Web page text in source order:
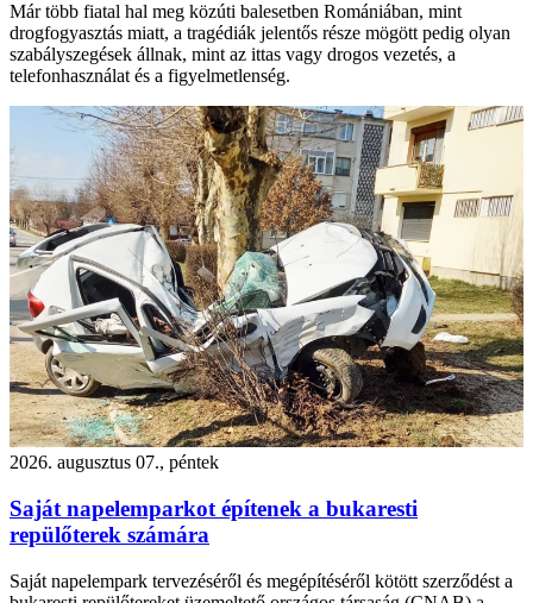
Már több fiatal hal meg közúti balesetben Romániában, mint
drogfogyasztás miatt, a tragédiák jelentős része mögött pedig olyan
szabályszegések állnak, mint az ittas vagy drogos vezetés, a
telefonhasználat és a figyelmetlenség.
2026. augusztus 07., péntek
Saját napelemparkot építenek a bukaresti
repülőterek számára
Saját napelempark tervezéséről és megépítéséről kötött szerződést a